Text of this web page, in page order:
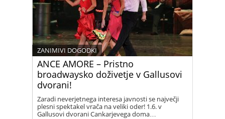
ANCE AMORE – Pristno
broadwaysko doživetje v Gallusovi
dvorani!
ZANIMIVI DOGODKI
Zaradi neverjetnega interesa javnosti se največji
plesni spektakel vrača na veliki oder! 1.6. v
Gallusovi dvorani Cankarjevega doma…